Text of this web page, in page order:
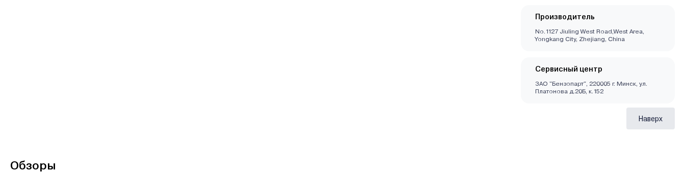
Производитель
No.1127 Jiuling West Road,West Area,
Yongkang City, Zhejiang, China
Сервисный центр
ЗАО "Бензопарт", 220005 г. Минск, ул.
Платонова д.20Б, к.152
Наверх
Обзоры